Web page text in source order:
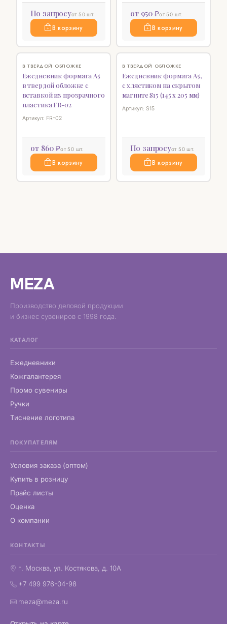
По запросуот 50 шт.
В корзину
от 950 ₽от 50 шт.
В корзину
В ТВЕРДОЙ ОБЛОЖКЕ
Ежедневник формата А5
в твердой обложке с
вставкой из прозрачного
пластика FR-02
Артикул: FR-02
от 860 ₽от 50 шт.
В корзину
В ТВЕРДОЙ ОБЛОЖКЕ
Ежедневник формата А5,
с хлястиком на скрытом
магните S15 (145 х 205 мм)
Артикул: S15
По запросуот 50 шт.
В корзину
MEZA
Производство деловой продукции
и бизнес сувениров с 1998 года.
КАТАЛОГ
Ежедневники
Кожгалантерея
Промо сувениры
Ручки
Тиснение логотипа
ПОКУПАТЕЛЯМ
Условия заказа (оптом)
Купить в розницу
Прайс листы
Оценка
О компании
КОНТАКТЫ
г. Москва, ул. Костякова, д. 10А
+7 499 976-04-98
meza@meza.ru